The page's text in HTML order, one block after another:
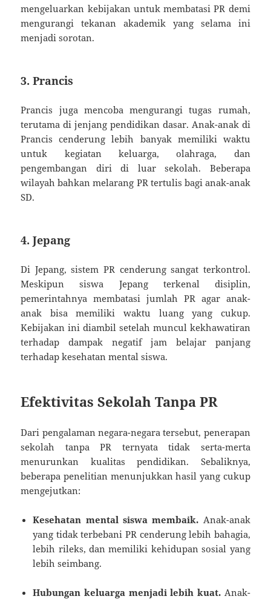
mengeluarkan kebijakan untuk membatasi PR demi
mengurangi tekanan akademik yang selama ini
menjadi sorotan.
3. Prancis
Prancis juga mencoba mengurangi tugas rumah,
terutama di jenjang pendidikan dasar. Anak-anak di
Prancis cenderung lebih banyak memiliki waktu
untuk kegiatan keluarga, olahraga, dan
pengembangan diri di luar sekolah. Beberapa
wilayah bahkan melarang PR tertulis bagi anak-anak
SD.
4. Jepang
Di Jepang, sistem PR cenderung sangat terkontrol.
Meskipun siswa Jepang terkenal disiplin,
pemerintahnya membatasi jumlah PR agar anak-
anak bisa memiliki waktu luang yang cukup.
Kebijakan ini diambil setelah muncul kekhawatiran
terhadap dampak negatif jam belajar panjang
terhadap kesehatan mental siswa.
Efektivitas Sekolah Tanpa PR
Dari pengalaman negara-negara tersebut, penerapan
sekolah tanpa PR ternyata tidak serta-merta
menurunkan kualitas pendidikan. Sebaliknya,
beberapa penelitian menunjukkan hasil yang cukup
mengejutkan:
Kesehatan mental siswa membaik. Anak-anak
yang tidak terbebani PR cenderung lebih bahagia,
lebih rileks, dan memiliki kehidupan sosial yang
lebih seimbang.
Hubungan keluarga menjadi lebih kuat.Anak-